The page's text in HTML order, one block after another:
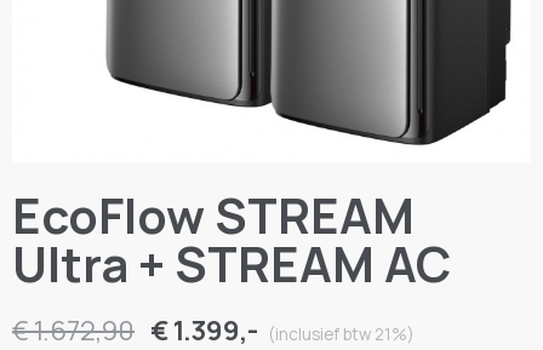
EcoFlow STREAM
Ultra + STREAM AC
€ 1.672,90 € 1.399,- (inclusief btw 21%)